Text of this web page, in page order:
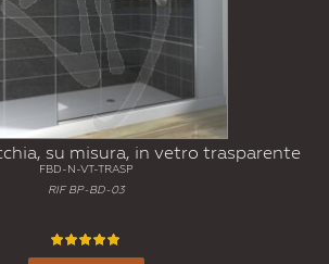
su misura, in vetro trasparente
FBD-N-VT-TRASP
RIF BP-BD-03